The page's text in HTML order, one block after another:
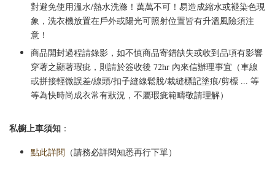
對避免使用溫水/熱水洗滌！萬萬不可！易造成縮水或褪染色現
象，洗衣機放置在戶外或陽光可照射位置皆有升溫風險須注
意！
商品開封過程請錄影，如不慎商品寄錯缺失或收到品項有影響
穿著之顯著瑕疵，則請於簽收後 72hr 內來信辦理事宜（車線
或拼接輕微誤差/線頭/扣子縫線鬆脫/裁縫標記塗痕/剪標 ... 等
等為快時尚成衣常有狀況，不屬瑕疵範疇敬請理解）
私櫥上車須知 ：
點此詳閱 （請務必詳閱知悉再行下單）